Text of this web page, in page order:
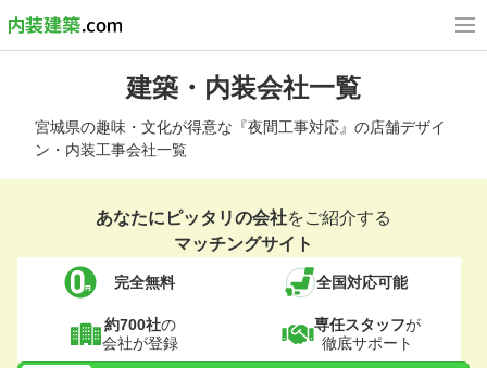
建築・内装会社一覧
宮城県の趣味・文化が得意な『夜間工事対応』の店舗デザイ
ン・内装工事会社一覧
あなたにピッタリの会社をご紹介する
マッチングサイト
完全無料 全国対応可能
約700社の
会社が登録
専任スタッフが
徹底サポート